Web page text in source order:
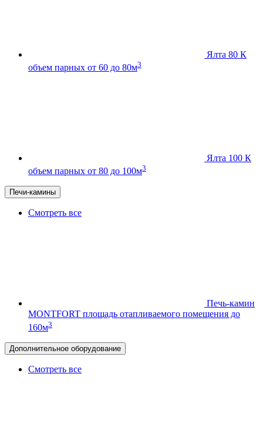
Ялта 80 К
объем парных от 60 до 80м3
Ялта 100 К
объем парных от 80 до 100м3
Печи-камины
Смотреть все
Печь-камин
MONTFORT площадь отапливаемого помещения до
160м3
Дополнительное оборудование
Смотреть все